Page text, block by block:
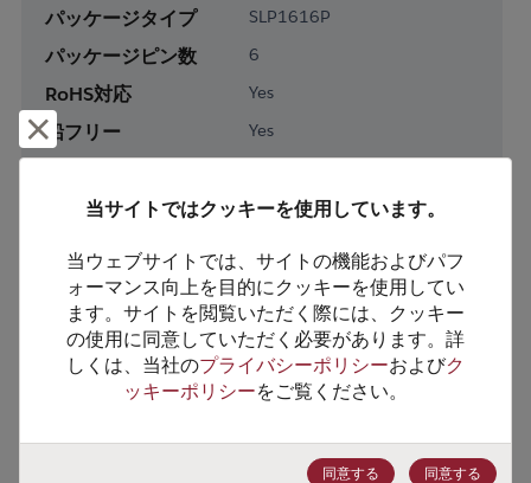
パッケージタイプ SLP1616P
パッケージピン数 6
RoHS対応 Yes
鉛フリー Yes
梱包数 3000
製品カテゴリー Discretes
製品サブカテゴリー Protection & Termination
製品グループ ESD/TVS/Surge/OVP
HTSコード 8541.10.0080
却下して閉じる
当サイトではクッキーを使用しています。
当ウェブサイトでは、サイトの機能およびパフ
ォーマンス向上を目的にクッキーを使用してい
ます。サイトを閲覧いただく際には、クッキー
の使用に同意していただく必要があります。詳
しくは、当社のプライバシーポリシーおよびク
ッキーポリシーをご覧ください。
同意する 同意する